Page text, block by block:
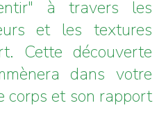
à travers les
et les textures
Cette découverte
dans votre
corps et son rapport